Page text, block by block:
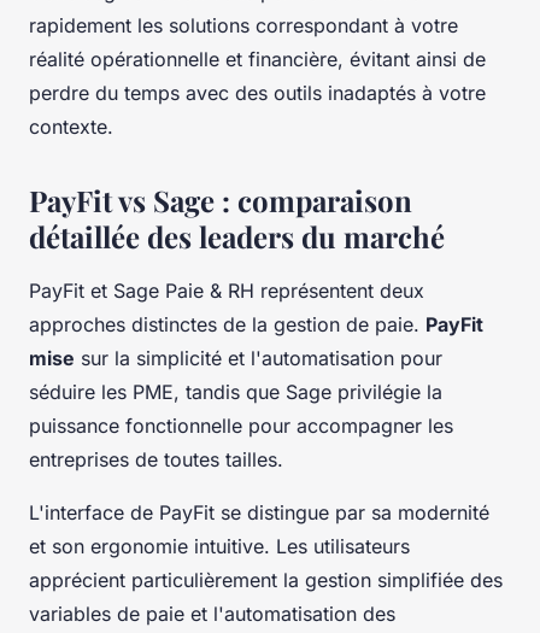
rapidement les solutions correspondant à votre
réalité opérationnelle et financière, évitant ainsi de
perdre du temps avec des outils inadaptés à votre
contexte.
PayFit vs Sage : comparaison
détaillée des leaders du marché
PayFit et Sage Paie & RH représentent deux
approches distinctes de la gestion de paie. PayFit
mise sur la simplicité et l'automatisation pour
séduire les PME, tandis que Sage privilégie la
puissance fonctionnelle pour accompagner les
entreprises de toutes tailles.
L'interface de PayFit se distingue par sa modernité
et son ergonomie intuitive. Les utilisateurs
apprécient particulièrement la gestion simplifiée des
variables de paie et l'automatisation des